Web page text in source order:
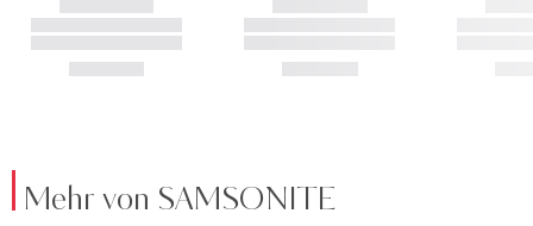
Mehr von SAMSONITE